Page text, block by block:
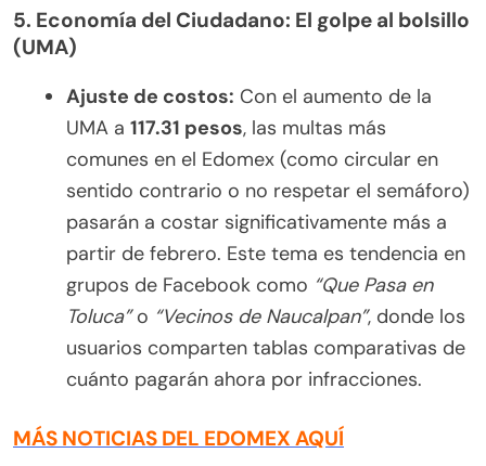
5. Economía del Ciudadano: El golpe al bolsillo
(UMA)
Ajuste de costos: Con el aumento de la
UMA a 117.31 pesos, las multas más
comunes en el Edomex (como circular en
sentido contrario o no respetar el semáforo)
pasarán a costar significativamente más a
partir de febrero. Este tema es tendencia en
grupos de Facebook como “Que Pasa en
Toluca”o “Vecinos de Naucalpan”, donde los
usuarios comparten tablas comparativas de
cuánto pagarán ahora por infracciones.
MÁS NOTICIAS DEL EDOMEX AQUÍ